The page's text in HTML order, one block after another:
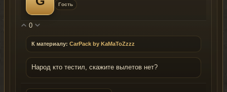
Гость
0
К материалу: CarPack by KaMaToZzzz
Народ кто тестил, скажите вылетов нет?